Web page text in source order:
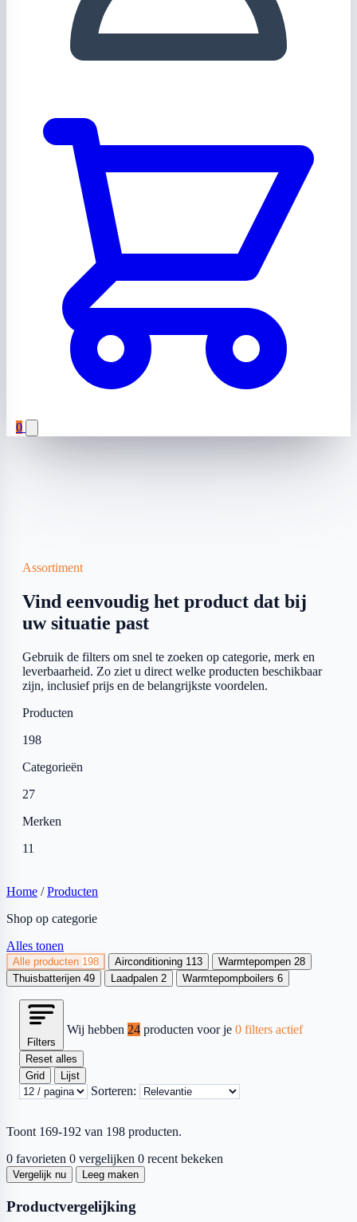
0
Assortiment
Vind eenvoudig het product dat bij
uw situatie past
Gebruik de filters om snel te zoeken op categorie, merk en
leverbaarheid. Zo ziet u direct welke producten beschikbaar
zijn, inclusief prijs en de belangrijkste voordelen.
Producten
198
Categorieën
27
Merken
11
Home / Producten
Shop op categorie
Alles tonen
Alle producten 198 Airconditioning 113 Warmtepompen 28
Thuisbatterijen 49 Laadpalen 2 Warmtepompboilers 6
Filters
Wij hebben 24 producten voor je 0 filters actief
Reset alles
Grid
Lijst
Sorteren:
Toont 169-192 van 198 producten.
0 favorieten 0 vergelijken 0 recent bekeken
Vergelijk nu Leeg maken
Productvergelijking